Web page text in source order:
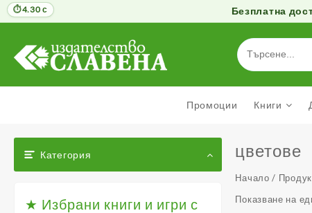
Безплатна
съдържанието
Промоции Книги
Категория
★ Избрани книги и игри с
цветове
Начало /
Показване на
4.30 с